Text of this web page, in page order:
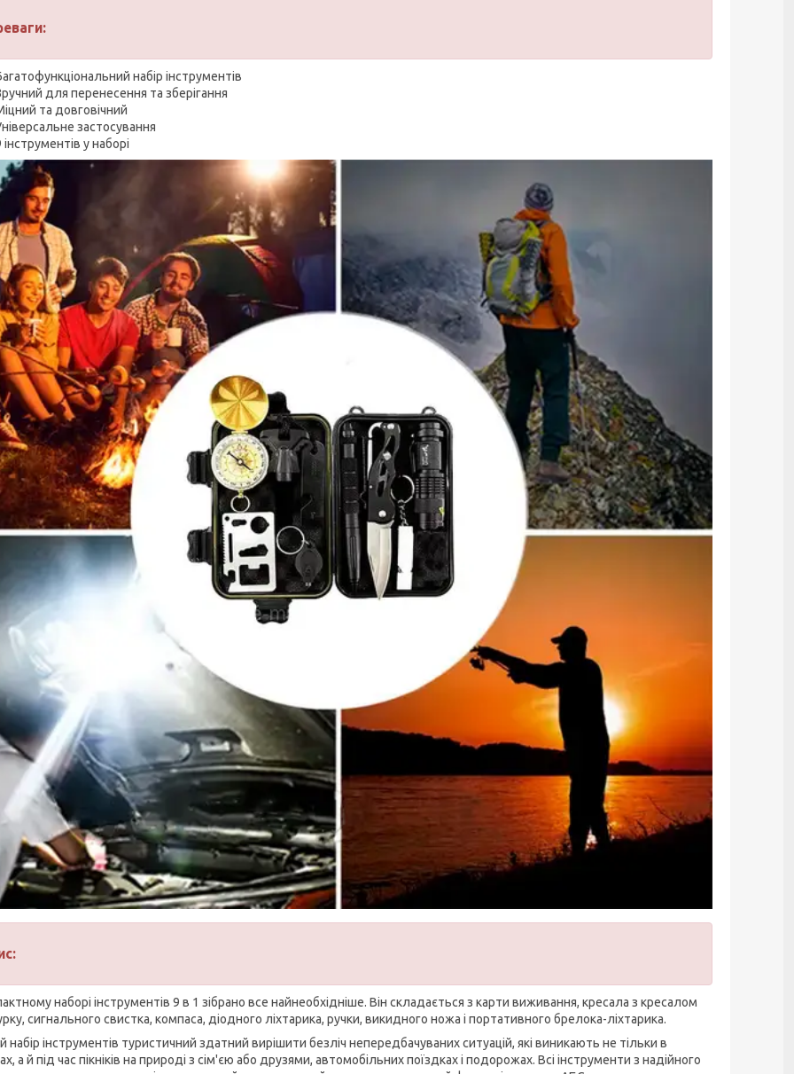
набір інструментів
для перенесення та зберігання
та довговічний
застосування
інструментів у наборі
наборі інструментів 9 в 1 зібрано все найнеобхідніше. Він складається з карти виживання, кресала з кресалом
сигнального свистка, компаса, діодного ліхтарика, ручки, викидного ножа і портативного брелока-ліхтарика.
набір інструментів туристичний здатний вирішити безліч непередбачуваних ситуацій, які виникають не тільки в
а й під час пікніків на природі з сім'єю або друзями, автомобільних поїздках і подорожах. Всі інструменти з надійного